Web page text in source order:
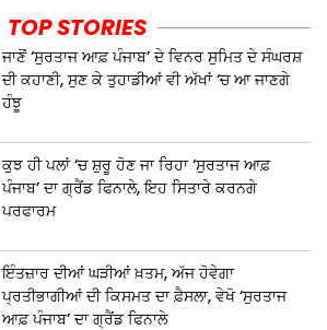
TOP STORIES
ਜਾਣੋਂ ‘ਸੁਰਤਾਜ ਆਫ਼ ਪੰਜਾਬ’ ਦੇ ਵਿਨਰ ਸੁਮਿਤ ਦੇ ਸੰਘਰਸ਼
ਦੀ ਕਹਾਣੀ, ਸੁਣ ਕੇ ਤੁਹਾਡੀਆਂ ਵੀ ਅੱਖਾਂ ‘ਚ ਆ ਜਾਣਗੇ
ਹੰਝੂ
ਕੁਝ ਹੀ ਪਲਾਂ ‘ਚ ਸ਼ੁਰੂ ਹੋਣ ਜਾ ਰਿਹਾ ‘ਸੁਰਤਾਜ ਆਫ਼
ਪੰਜਾਬ’ ਦਾ ਗ੍ਰੈਂਡ ਫਿਨਾਲੇ, ਇਹ ਸਿਤਾਰੇ ਕਰਨਗੇ
ਪਰਫਾਰਮ
ਇੰਤਜ਼ਾਰ ਦੀਆਂ ਘੜੀਆਂ ਖ਼ਤਮ, ਅੱਜ ਹੋਵੇਗਾ
ਪ੍ਰਤੀਭਾਗੀਆਂ ਦੀ ਕਿਸਮਤ ਦਾ ਫ਼ੈਸਲਾ, ਵੇਖੋ ‘ਸੁਰਤਾਜ
ਆਫ਼ ਪੰਜਾਬ’ ਦਾ ਗ੍ਰੈਂਡ ਫਿਨਾਲੇ